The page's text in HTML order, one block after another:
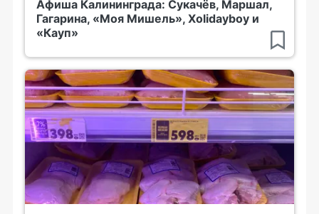
Афиша Калининграда: Сукачёв, Маршал,
Гагарина, «Моя Мишель», Xolidayboy и
«Кауп»